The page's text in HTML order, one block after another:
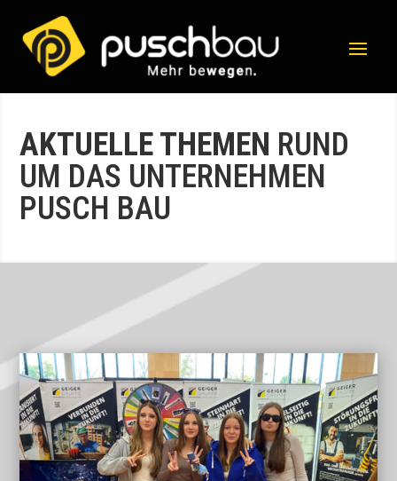
AKTUELLE THEMEN RUND
UM DAS UNTERNEHMEN
PUSCH BAU